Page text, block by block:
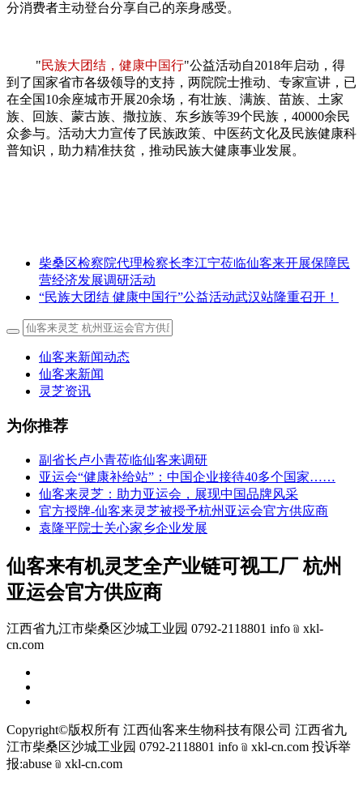
分消费者主动登台分享自己的亲身感受。
"民族大团结，健康中国行"公益活动自2018年启动，得
到了国家省市各级领导的支持，两院院士推动、专家宣讲，已
在全国10余座城市开展20余场，有壮族、满族、苗族、土家
族、回族、蒙古族、撒拉族、东乡族等39个民族，40000余民
众参与。活动大力宣传了民族政策、中医药文化及民族健康科
普知识，助力精准扶贫，推动民族大健康事业发展。
柴桑区检察院代理检察长李江宁莅临仙客来开展保障民
营经济发展调研活动
“民族大团结 健康中国行”公益活动武汉站隆重召开！
仙客来新闻动态
仙客来新闻
灵芝资讯
为你推荐
副省长卢小青莅临仙客来调研
亚运会“健康补给站”：中国企业接待40多个国家……
仙客来灵芝：助力亚运会，展现中国品牌风采
官方授牌-仙客来灵芝被授予杭州亚运会官方供应商
袁隆平院士关心家乡企业发展
仙客来有机灵芝全产业链可视工厂 杭州
亚运会官方供应商
江西省九江市柴桑区沙城工业园 0792-2118801 info﹫xkl-
cn.com
Copyright©版权所有 江西仙客来生物科技有限公司 江西省九
江市柴桑区沙城工业园 0792-2118801 info﹫xkl-cn.com 投诉举
报:abuse﹫xkl-cn.com